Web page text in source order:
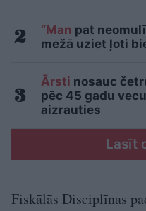
“Man pat
mežā uziet ļoti
Ārsti nosauc
pēc 45 gadu
aizrauties
Lasīt
Fiskālās Disciplīnas